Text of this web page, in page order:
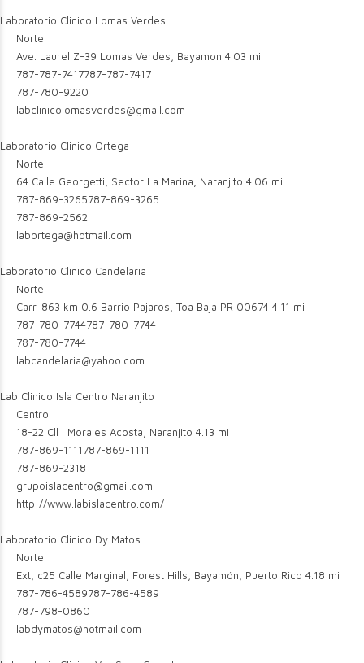
Laboratorio Clinico Lomas Verdes
Norte
Ave. Laurel Z-39 Lomas Verdes, Bayamon 4.03 mi
787-787-7417787-787-7417
787-780-9220
labclinicolomasverdes@gmail.com
Laboratorio Clinico Ortega
Norte
64 Calle Georgetti, Sector La Marina, Naranjito 4.06 mi
787-869-3265787-869-3265
787-869-2562
labortega@hotmail.com
Laboratorio Clinico Candelaria
Norte
Carr. 863 km 0.6 Barrio Pajaros, Toa Baja PR 00674 4.11 mi
787-780-7744787-780-7744
787-780-7744
labcandelaria@yahoo.com
Lab Clinico Isla Centro Naranjito
Centro
18-22 Cll I Morales Acosta, Naranjito 4.13 mi
787-869-1111787-869-1111
787-869-2318
grupoislacentro@gmail.com
http://www.labislacentro.com/
Laboratorio Clinico Dy Matos
Norte
Ext, c25 Calle Marginal, Forest Hills, Bayamón, Puerto Rico 4.18 mi
787-786-4589787-786-4589
787-798-0860
labdymatos@hotmail.com